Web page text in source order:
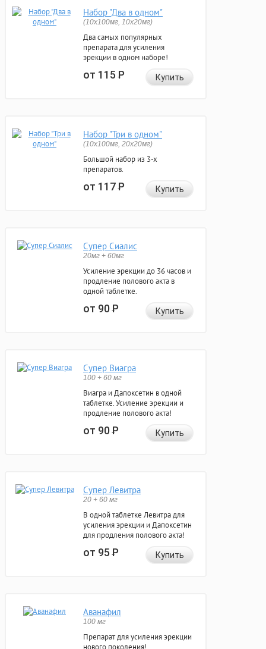
Набор "Два в одном"
(10x100мг, 10x20мг)
Два самых популярных
препарата для усиления
эрекции в одном наборе!
от 115Р Купить
Набор "Три в одном"
(10x100мг, 20x20мг)
Большой набор из 3-х
препаратов.
от 117Р Купить
Супер Сиалис
20мг + 60мг
Усиление эрекции до 36 часов и
продление полового акта в
одной таблетке.
от 90Р Купить
Супер Виагра
100 + 60 мг
Виагра и Дапоксетин в одной
таблетке. Усиление эрекции и
продление полового акта!
от 90Р Купить
Супер Левитра
20 + 60 мг
В одной таблетке Левитра для
усиления эрекции и Дапоксетин
для продления полового акта!
от 95Р Купить
Аванафил
100 мг
Препарат для усиления эрекции